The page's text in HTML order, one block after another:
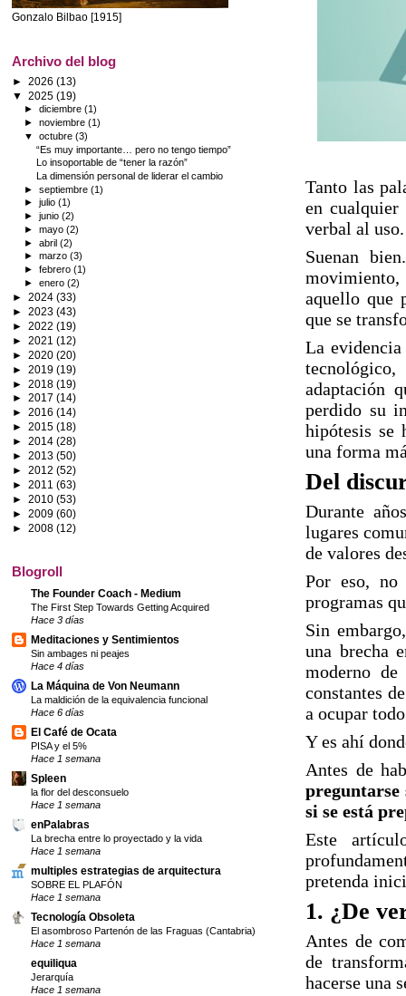
Tanto las
en
verbal al uso.
Suenan
aquello que
que se
La
adaptación
perdido su
hipótesis se
una forma
Del
Durante
lugares
de valores
Por eso, no
programas
Sin
una brecha
moderno
constantes
a ocupar
Y es ahí
Antes de
preguntarse
si se está
Este
pretenda
1. ¿De
Antes de
de
hacerse una
Gonzalo Bilbao [1915]
Archivo del blog
► 2026 (13)
▼ 2025 (19)
►diciembre(1)
►noviembre(1)
▼octubre(3)
“Es muy importante… pero no tengo tiempo”
Lo insoportable de “tener la razón”
La dimensión personal de liderar el cambio
►septiembre(1)
►julio(1)
►junio(2)
►mayo(2)
►abril(2)
►marzo(3)
►febrero(1)
►enero(2)
► 2024 (33)
► 2023 (43)
► 2022 (19)
► 2021 (12)
► 2020 (20)
► 2019 (19)
► 2018 (19)
► 2017 (14)
► 2016 (14)
► 2015 (18)
► 2014 (28)
► 2013 (50)
► 2012 (52)
► 2011 (63)
► 2010 (53)
► 2009 (60)
► 2008 (12)
Blogroll
The Founder Coach - Medium
The First Step Towards Getting Acquired
Hace 3 días
Meditaciones y Sentimientos
Sin ambages ni peajes
Hace 4 días
La Máquina de Von Neumann
La maldición de la equivalencia funcional
Hace 6 días
El Café de Ocata
PISA y el 5%
Hace 1 semana
Spleen
la flor del desconsuelo
Hace 1 semana
enPalabras
La brecha entre lo proyectado y la vida
Hace 1 semana
multiples estrategias de arquitectura
SOBRE EL PLAFÓN
Hace 1 semana
Tecnología Obsoleta
El asombroso Partenón de las Fraguas (Cantabria)
Hace 1 semana
equiliqua
Jerarquía
Hace 1 semana